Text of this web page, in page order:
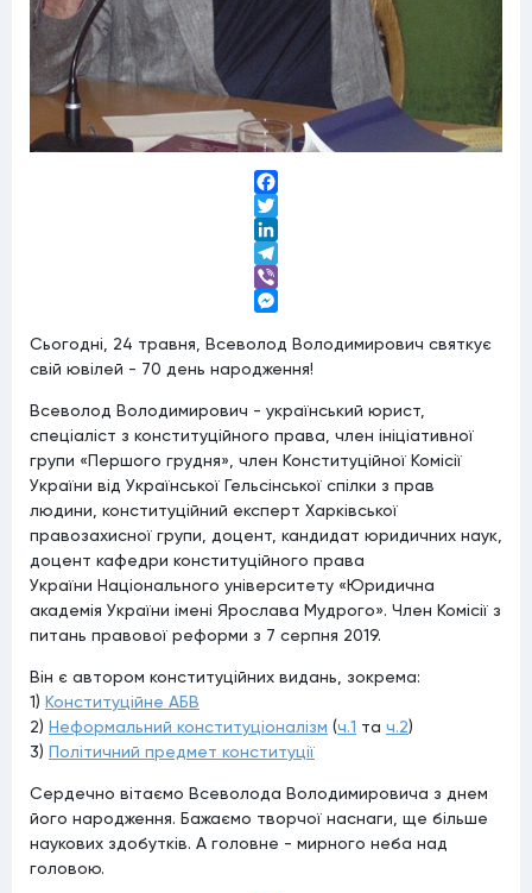
Facebook
Twitter
LinkedIn
Telegram
Viber
Сьогодні, 24 травня, Всеволод Володимирович святкує
свій ювілей - 70 день народження!
Всеволод Володимирович - український юрист,
спеціаліст з конституційного права, член ініціативної
групи «Першого грудня», член Конституційної Комісії
України від Української Гельсінської спілки з прав
людини, конституційний експерт Харківської
правозахисної групи, доцент, кандидат юридичних наук,
доцент кафедри конституційного права
України Національного університету «Юридична
академія України імені Ярослава Мудрого». Член Комісії з
питань правової реформи з 7 серпня 2019.
Він є автором конституційних видань, зокрема:
1) Конституційне АБВ
2) Неформальний конституціоналізм (ч.1 та ч.2)
3) Політичний предмет конституції
Сердечно вітаємо Всеволода Володимировича з днем
його народження. Бажаємо творчої наснаги, ще більше
наукових здобутків. А головне - мирного неба над
головою.